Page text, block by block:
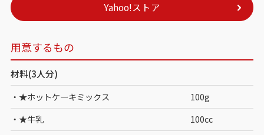
Yahoo!ストア
用意するもの
材料(3人分)
・★ホットケーキミックス
100g
・★牛乳
100cc